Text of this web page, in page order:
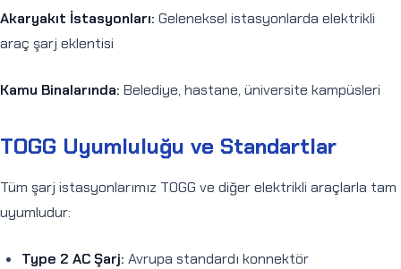
Akaryakıt İstasyonları: Geleneksel istasyonlarda elektrikli
araç şarj eklentisi
Kamu Binalarında: Belediye, hastane, üniversite kampüsleri
TOGG Uyumluluğu ve Standartlar
Tüm şarj istasyonlarımız TOGG ve diğer elektrikli araçlarla tam
uyumludur:
Type 2 AC Şarj: Avrupa standardı konnektör